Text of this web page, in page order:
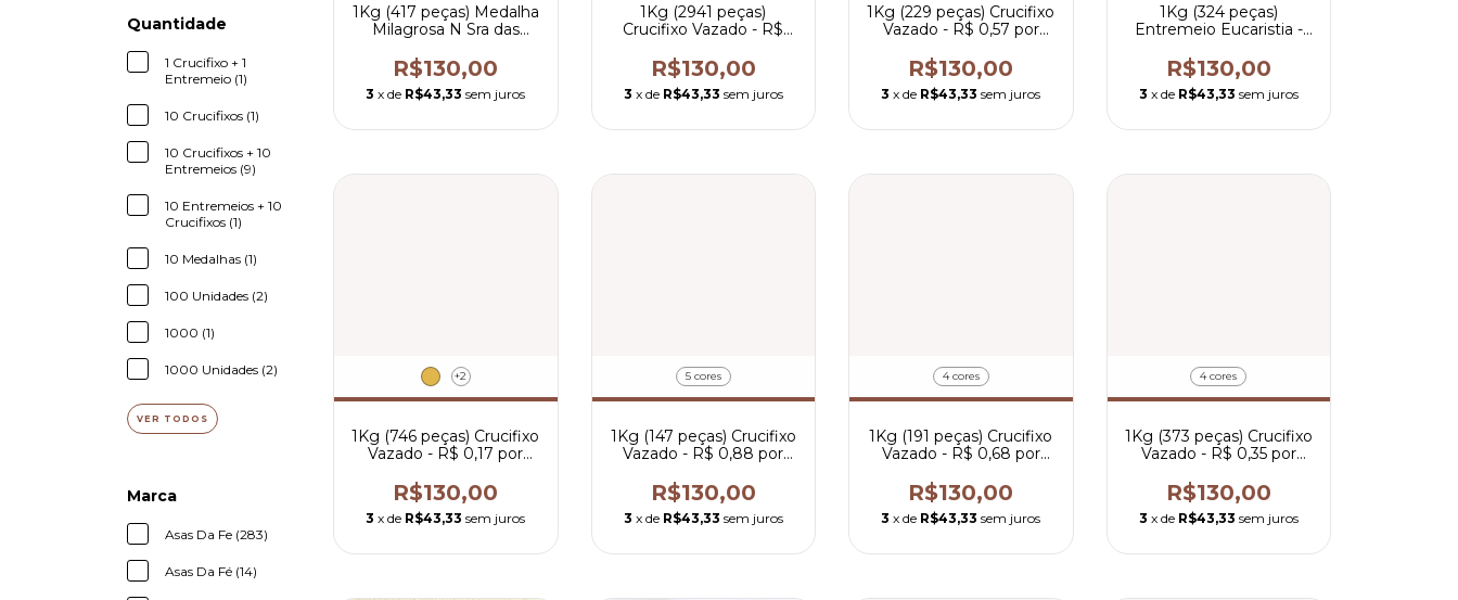
Quantidade
1 Crucifixo + 1
Entremeio (1)
10 Crucifixos (1)
10 Crucifixos + 10
Entremeios (9)
10 Entremeios + 10
Crucifixos (1)
10 Medalhas (1)
100 Unidades (2)
1000 (1)
1000 Unidades (2)
VER TODOS
Marca
Asas Da Fe (283)
Asas Da Fé (14)
1Kg (417 peças) Medalha
Milagrosa N Sra das
peça
R$130,00
3 x de R$43,33 sem juros
1Kg (2941 peças)
Crucifixo Vazado - R$
R$130,00
3 x de R$43,33 sem juros
1Kg (229 peças) Crucifixo
Vazado - R$ 0,57 por
R$130,00
3 x de R$43,33 sem juros
1Kg (324 peças)
Entremeio Eucaristia -
R$130,00
3 x de R$43,33 sem juros
+2
1Kg (746 peças) Crucifixo
Vazado - R$ 0,17 por
R$130,00
3 x de R$43,33 sem juros
5 cores
1Kg (147 peças) Crucifixo
Vazado - R$ 0,88 por
R$130,00
3 x de R$43,33 sem juros
4 cores
1Kg (191 peças) Crucifixo
Vazado - R$ 0,68 por
R$130,00
3 x de R$43,33 sem juros
4 cores
1Kg (373 peças) Crucifixo
Vazado - R$ 0,35 por
R$130,00
3 x de R$43,33 sem juros